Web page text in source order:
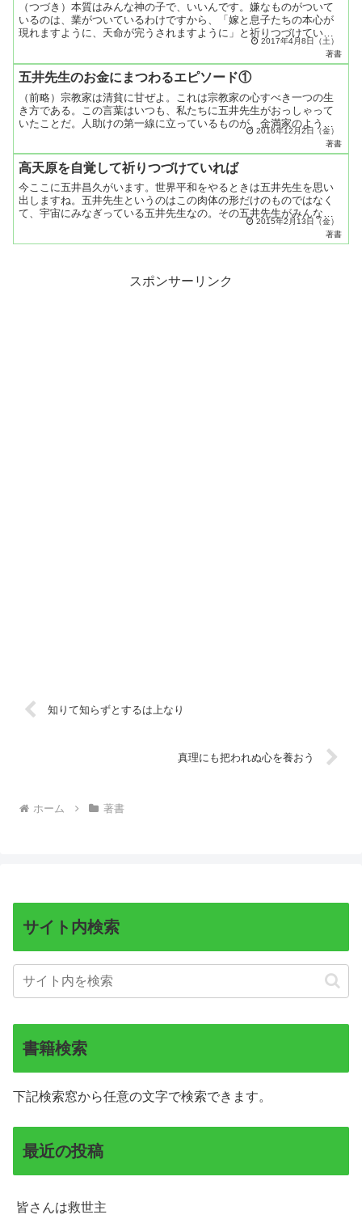
（つづき）本質はみんな神の子で、いいんです。嫌なものがついて
いるのは、業がついているわけですから、「嫁と息子たちの本心が
現れますように、天命が完うされますように」と祈りつづけていま
すと、業がどんどん消えてゆくのです。そうすると、自分と気の
2017年4月8日（土）
著書
五井先生のお金にまつわるエピソード①
（前略）宗教家は清貧に甘ぜよ。これは宗教家の心すべき一つの生
き方である。この言葉はいつも、私たちに五井先生がおっしゃって
いたことだ。人助けの第一線に立っているものが、金満家のように
肥（ふと）っていてはおかしい、ともおっしゃった。人々の相談
2016年12月2日（金）
著書
高天原を自覚して祈りつづけていれば
今ここに五井昌久がいます。世界平和をやるときは五井先生を思い
出しますね。五井先生というのはこの肉体の形だけのものではなく
て、宇宙にみなぎっている五井先生なの。その五井先生がみんなの
ところへゆくわけ。体があるから邪魔なんだけど、なければ困る
2015年2月13日（金）
著書
スポンサーリンク
知りて知らずとするは上なり
真理にも把われぬ心を養おう
ホーム 著書
サイト内検索
書籍検索
下記検索窓から任意の文字で検索できます。
最近の投稿
皆さんは救世主